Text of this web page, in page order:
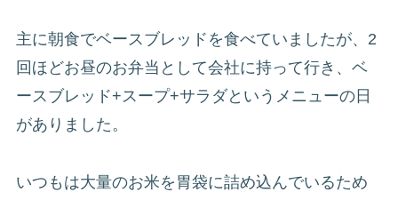
主に朝食でベースブレッドを食べていましたが、2
回ほどお昼のお弁当として会社に持って行き、ベ
ースブレッド+スープ+サラダというメニューの日
がありました。
いつもは大量のお米を胃袋に詰め込んでいるため